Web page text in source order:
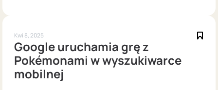
Kwi 8, 2025
Google uruchamia grę z
Pokémonami w wyszukiwarce
mobilnej